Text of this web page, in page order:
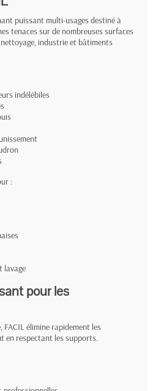
puissant multi-usages destiné à
tenaces sur de nombreuses surfaces
industrie et bâtiments
indélébiles
:
lavage
pour les
élimine rapidement les
en respectant les supports.